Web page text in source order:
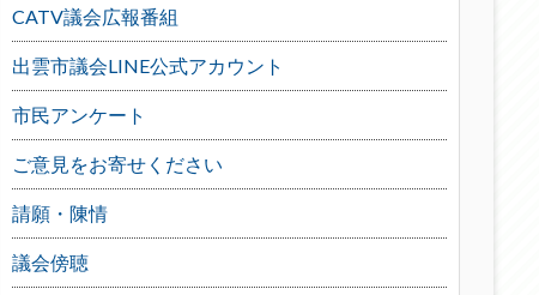
CATV議会広報番組
出雲市議会LINE公式アカウント
市民アンケート
ご意見をお寄せください
請願・陳情
議会傍聴